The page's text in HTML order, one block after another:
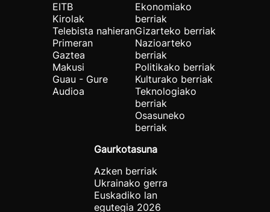
EITB
Kirolak
Telebista nahieran
Primeran
Gaztea
Makusi
Guau - Gure
Audioa
Ekonomiako
berriak
Gizarteko berriak
Nazioarteko
berriak
Politikako berriak
Kulturako berriak
Teknologiako
berriak
Osasuneko
berriak
Gaurkotasuna
Azken berriak
Ukrainako gerra
Euskadiko lan
egutegia 2026